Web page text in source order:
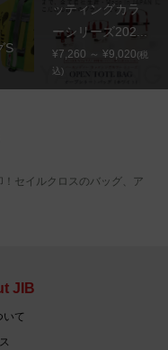
S
ッティングカラ
ーシリーズ202...
¥7,260 ～ ¥9,020(税
込)
セイルクロスのバッグ、ア
JIB
いて